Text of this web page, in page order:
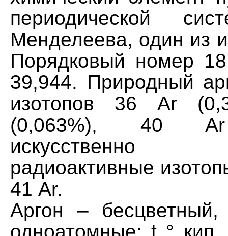
периодической
Менделеева, один из
Порядковый номер
39,944. Природный
изотопов 36 Ar
(0,063%), 40 Ar
искусственно
радиоактивные
41 Ar.
Аргон –